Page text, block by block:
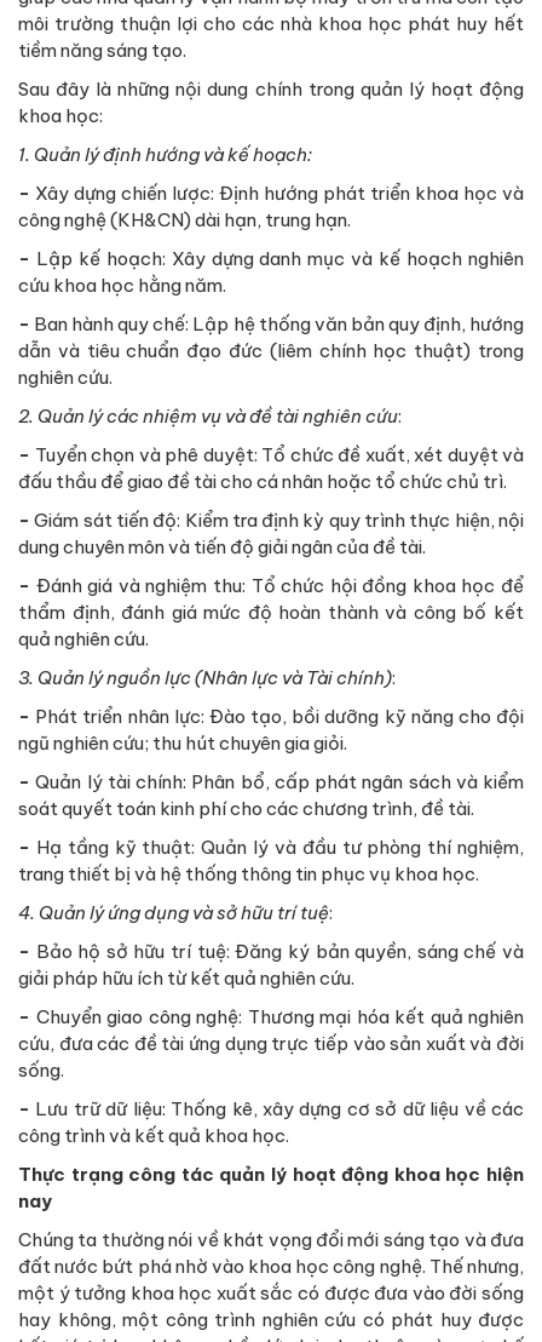
môi trường thuận lợi cho các nhà khoa học phát huy hết
tiềm năng sáng tạo.
Sau đây là những nội dung chính trong quản lý hoạt động
khoa học:
1. Quản lý định hướng và kế hoạch:
- Xây dựng chiến lược: Định hướng phát triển khoa học và
công nghệ (KH&CN) dài hạn, trung hạn.
- Lập kế hoạch: Xây dựng danh mục và kế hoạch nghiên
cứu khoa học hằng năm.
- Ban hành quy chế: Lập hệ thống văn bản quy định, hướng
dẫn và tiêu chuẩn đạo đức (liêm chính học thuật) trong
nghiên cứu.
2. Quản lý các nhiệm vụ và đề tài nghiên cứu:
- Tuyển chọn và phê duyệt: Tổ chức đề xuất, xét duyệt và
đấu thầu để giao đề tài cho cá nhân hoặc tổ chức chủ trì.
-Giám sát tiến độ: Kiểm tra định kỳ quy trình thực hiện, nội
dung chuyên môn và tiến độ giải ngân của đề tài.
- Đánh giá và nghiệm thu: Tổ chức hội đồng khoa học để
thẩm định, đánh giá mức độ hoàn thành và công bố kết
quả nghiên cứu.
3. Quản lý nguồn lực (Nhân lực và Tài chính):
- Phát triển nhân lực: Đào tạo, bồi dưỡng kỹ năng cho đội
ngũ nghiên cứu; thu hút chuyên gia giỏi.
-Quản lý tài chính: Phân bổ, cấp phát ngân sách và kiểm
soát quyết toán kinh phí cho các chương trình, đề tài.
- Hạ tầng kỹ thuật: Quản lý và đầu tư phòng thí nghiệm,
trang thiết bị và hệ thống thông tin phục vụ khoa học.
4. Quản lý ứng dụng và sở hữu trí tuệ:
- Bảo hộ sở hữu trí tuệ: Đăng ký bản quyền, sáng chế và
giải pháp hữu ích từ kết quả nghiên cứu.
- Chuyển giao công nghệ: Thương mại hóa kết quả nghiên
cứu, đưa các đề tài ứng dụng trực tiếp vào sản xuất và đời
sống.
- Lưu trữ dữ liệu: Thống kê, xây dựng cơ sở dữ liệu về các
công trình và kết quả khoa học.
Thực trạng công tác quản lý hoạt động khoa học hiện
nay
Chúng ta thường nói về khát vọng đổi mới sáng tạo và đưa
đất nước bứt phá nhờ vào khoa học công nghệ. Thế nhưng,
một ý tưởng khoa học xuất sắc có được đưa vào đời sống
hay không, một công trình nghiên cứu có phát huy được